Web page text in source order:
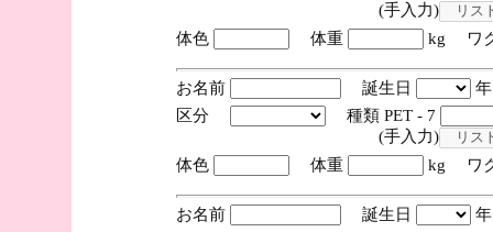
(手入力)
体色
体重 kg ワ
お名前 誕生日
区分
種類 PET - 7
(手入力)
体色
体重 kg ワ
お名前 誕生日